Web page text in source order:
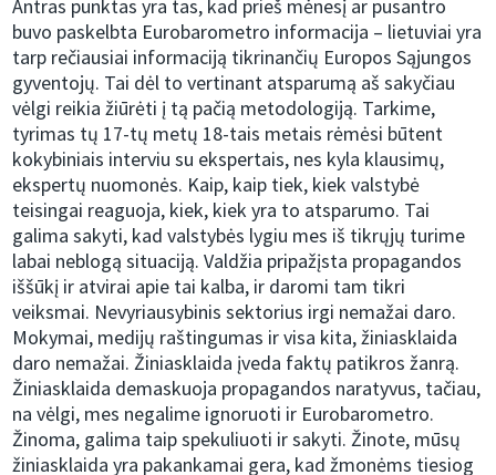
Antras punktas yra tas, kad prieš mėnesį ar pusantro
buvo paskelbta Eurobarometro informacija – lietuviai yra
tarp rečiausiai informaciją tikrinančių Europos Sąjungos
gyventojų. Tai dėl to vertinant atsparumą aš sakyčiau
vėlgi reikia žiūrėti į tą pačią metodologiją. Tarkime,
tyrimas tų 17-tų metų 18-tais metais rėmėsi būtent
kokybiniais interviu su ekspertais, nes kyla klausimų,
ekspertų nuomonės. Kaip, kaip tiek, kiek valstybė
teisingai reaguoja, kiek, kiek yra to atsparumo. Tai
galima sakyti, kad valstybės lygiu mes iš tikrųjų turime
labai neblogą situaciją. Valdžia pripažįsta propagandos
iššūkį ir atvirai apie tai kalba, ir daromi tam tikri
veiksmai. Nevyriausybinis sektorius irgi nemažai daro.
Mokymai, medijų raštingumas ir visa kita, žiniasklaida
daro nemažai. Žiniasklaida įveda faktų patikros žanrą.
Žiniasklaida demaskuoja propagandos naratyvus, tačiau,
na vėlgi, mes negalime ignoruoti ir Eurobarometro.
Žinoma, galima taip spekuliuoti ir sakyti. Žinote, mūsų
žiniasklaida yra pakankamai gera, kad žmonėms tiesiog